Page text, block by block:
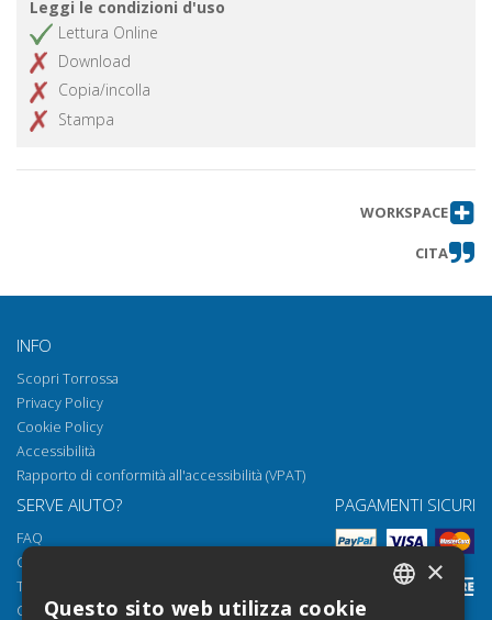
Leggi le condizioni d'uso
Lettura Online
Download
Copia/incolla
Stampa
WORKSPACE
CITA
INFO
Scopri Torrossa
Privacy Policy
Cookie Policy
Accessibilità
Rapporto di conformità all'accessibilità (VPAT)
SERVE AIUTO?
FAQ
Come aprire i nostri documenti
Torrossa Reader
Condizioni d'uso
PAGAMENTI SICURI
×
Questo sito web utilizza cookie